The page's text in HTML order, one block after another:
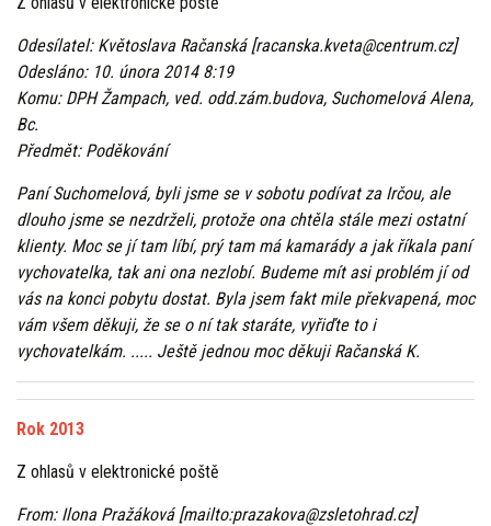
Odesílatel: Květoslava Račanská [racanska.kveta@centrum.cz]
Odesláno: 10. února 2014 8:19
Komu: DPH Žampach, ved. odd.zám.budova, Suchomelová Alena,
Bc.
Předmět: Poděkování
Paní Suchomelová, byli jsme se v sobotu podívat za Irčou, ale
dlouho jsme se nezdrželi, protože ona chtěla stále mezi ostatní
klienty. Moc se jí tam líbí, prý tam má kamarády a jak říkala paní
vychovatelka, tak ani ona nezlobí. Budeme mít asi problém jí od
vás na konci pobytu dostat. Byla jsem fakt mile překvapená, moc
vám všem děkuji, že se o ní tak staráte, vyřiďte to i
vychovatelkám. ..... Ještě jednou moc děkuji Račanská K.
Rok 2013
Z ohlasů v elektronické poště
From: Ilona Pražáková [mailto:prazakova@zsletohrad.cz]